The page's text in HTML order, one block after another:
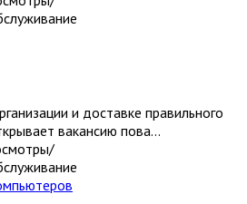
и доставке правильного
вакансию пова...